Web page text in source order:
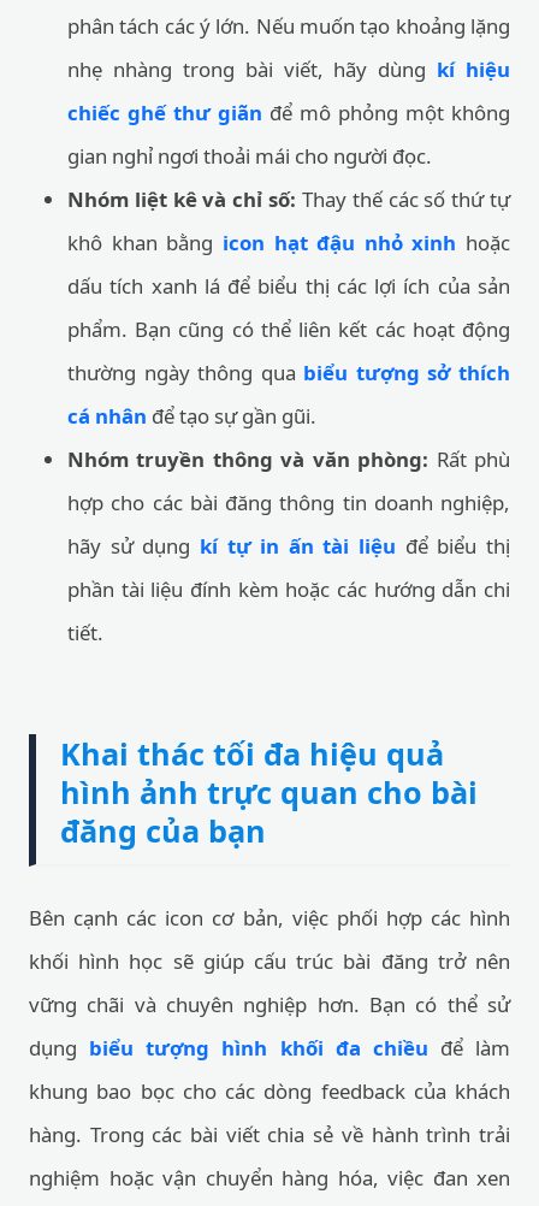
phân tách các ý lớn. Nếu muốn tạo khoảng lặng
nhẹ nhàng trong bài viết, hãy dùng kí hiệu
chiếc ghế thư giãn để mô phỏng một không
gian nghỉ ngơi thoải mái cho người đọc.
Nhóm liệt kê và chỉ số: Thay thế các số thứ tự
khô khan bằng icon hạt đậu nhỏ xinh hoặc
dấu tích xanh lá để biểu thị các lợi ích của sản
phẩm. Bạn cũng có thể liên kết các hoạt động
thường ngày thông qua biểu tượng sở thích
cá nhân để tạo sự gần gũi.
Nhóm truyền thông và văn phòng: Rất phù
hợp cho các bài đăng thông tin doanh nghiệp,
hãy sử dụng kí tự in ấn tài liệu để biểu thị
phần tài liệu đính kèm hoặc các hướng dẫn chi
tiết.
Khai thác tối đa hiệu quả
hình ảnh trực quan cho bài
đăng của bạn
Bên cạnh các icon cơ bản, việc phối hợp các hình
khối hình học sẽ giúp cấu trúc bài đăng trở nên
vững chãi và chuyên nghiệp hơn. Bạn có thể sử
dụng biểu tượng hình khối đa chiều để làm
khung bao bọc cho các dòng feedback của khách
hàng. Trong các bài viết chia sẻ về hành trình trải
nghiệm hoặc vận chuyển hàng hóa, việc đan xen